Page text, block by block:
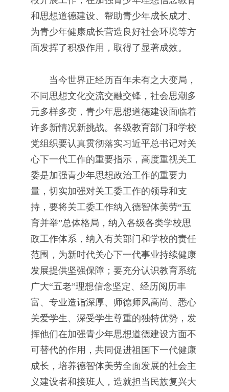
和思想道德建设、帮助青少年成长成才、
为青少年健康成长营造良好社会环境等方
面发挥了积极作用，取得了显著成效。
当今世界正经历百年未有之大变局，
不同思想文化交流交融交锋，社会思潮多
元多样多变，青少年思想道德建设面临着
许多新情况新挑战。各级教育部门和学校
党组织要认真贯彻落实习近平总书记对关
心下一代工作的重要指示，高度重视关工
委是加强青少年思想政治工作的重要力
量，切实加强对关工委工作的领导和支
持，要将关工委工作纳入德智体美劳“五
育并举”总体格局，纳入各级各类学校思
政工作体系，纳入有关部门和学校的责任
范围，为新时代关心下一代事业持续健康
发展提供坚强保障；要充分认识教育系统
广大“五老”理想信念坚定、经历阅历丰
富、专业造诣深厚、师德师风高尚、悉心
关爱学生、深受学生尊重的独特优势，发
挥他们在加强青少年思想道德建设方面不
可替代的作用，共同促进祖国下一代健康
成长，培养德智体美劳全面发展的社会主
义建设者和接班人，造就担当民族复兴大